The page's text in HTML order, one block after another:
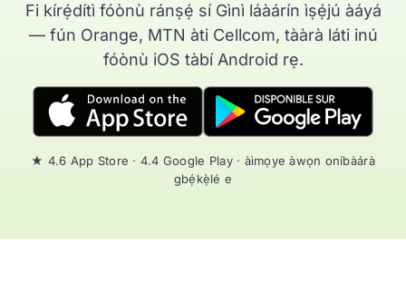
Fi kírẹ́dítì fóònù ránṣẹ́ sí Gìnì láàárín ìṣẹ́jú àáyá
— fún Orange, MTN àti Cellcom, tààrà láti inú
fóònù iOS tàbí Android rẹ.
★ 4.6 App Store · 4.4 Google Play · àìmọye àwọn oníbàárà
gbẹ́kẹ̀lé e